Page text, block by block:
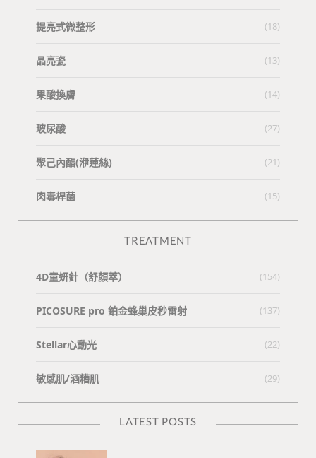
提亮式微整形 (18)
晶亮瓷 (13)
果酸換膚 (14)
玻尿酸 (27)
聚己內酯(洢蓮絲) (21)
肉毒桿菌 (15)
TREATMENT
4D童妍針（舒顏萃） (154)
PICOSURE pro 鉑金蜂巢皮秒雷射 (137)
Stellar心動光 (22)
敏感肌/酒糟肌 (29)
LATEST POSTS